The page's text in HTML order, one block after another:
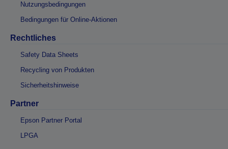
Nutzungsbedingungen
Bedingungen für Online-Aktionen
Rechtliches
Safety Data Sheets
Recycling von Produkten
Sicherheitshinweise
Partner
Epson Partner Portal
LPGA